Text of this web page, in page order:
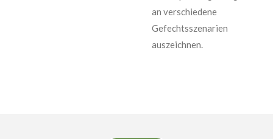
an verschiedene
Gefechtsszenarien
auszeichnen.